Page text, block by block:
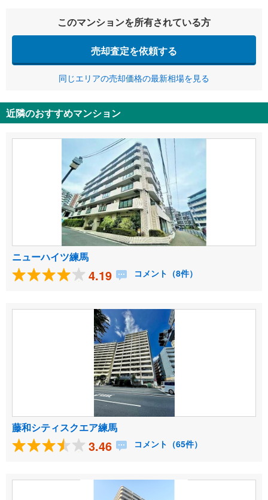
このマンションを所有されている方
売却査定を依頼する
同じエリアの売却価格の最新相場を見る
近隣のおすすめマンション
ニューハイツ練馬
4.19 コメント（8件）
藤和シティスクエア練馬
3.46 コメント（65件）